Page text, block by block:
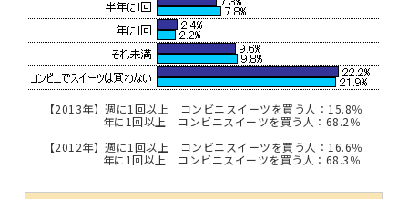
【2013年】週に1回以上 コンビニスイーツを買う人：15.8％
年に1回以上 コンビニスイーツを買う人：68.2％
【2012年】週に1回以上 コンビニスイーツを買う人：16.6％
年に1回以上 コンビニスイーツを買う人：68.3％